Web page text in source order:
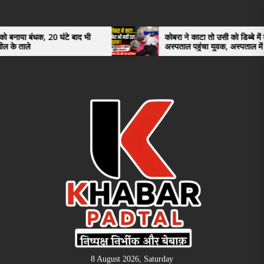
the
content
घंटे बाद भी
कोबरा ने काटा तो उसी को डिब्बे में बंद कर
अस्पताल पहुंचा युवक, अस्पताल में देखकर डॉक्टर
भी रह गए हैरान
8 August 2026, Saturday